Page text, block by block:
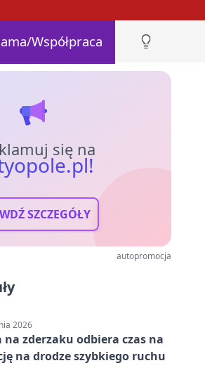
Współpraca
się na
SZCZEGÓŁY
autopromocja
2026
na zderzaku odbiera czas na
na drodze szybkiego ruchu